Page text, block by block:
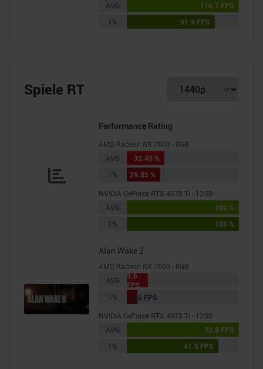
AVG
116.7 FPS
1%
91.9 FPS
Spiele RT
Performance Rating
AMD Radeon RX 7600 - 8GB
AVG
33.45 %
1%
29.85 %
NVIDIA GeForce RTX 4070 Ti - 12GB
AVG
100 %
1%
100 %
Alan Wake 2
AMD Radeon RX 7600 - 8GB
AVG
9.6
FPS
1%
4.6 FPS
NVIDIA GeForce RTX 4070 Ti - 12GB
AVG
50.8 FPS
1%
41.5 FPS